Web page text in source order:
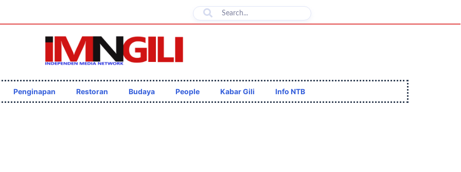
Penginapan Restoran Budaya People Kabar Gili Info NTB